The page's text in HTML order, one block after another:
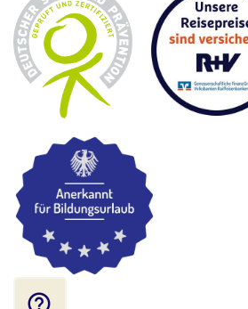
help_outline